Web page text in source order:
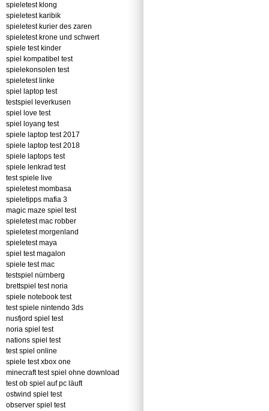
spieletest klong
spieletest karibik
spieletest kurier des zaren
spieletest krone und schwert
spiele test kinder
spiel kompatibel test
spielekonsolen test
spieletest linke
spiel laptop test
testspiel leverkusen
spiel love test
spiel loyang test
spiele laptop test 2017
spiele laptop test 2018
spiele laptops test
spiele lenkrad test
test spiele live
spieletest mombasa
spieletipps mafia 3
magic maze spiel test
spieletest mac robber
spieletest morgenland
spieletest maya
spiel test magalon
spiele test mac
testspiel nürnberg
brettspiel test noria
spiele notebook test
test spiele nintendo 3ds
nusfjord spiel test
noria spiel test
nations spiel test
test spiel online
spiele test xbox one
minecraft test spiel ohne download
test ob spiel auf pc läuft
ostwind spiel test
observer spiel test